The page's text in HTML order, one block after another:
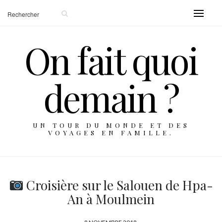
On fait quoi
demain ?
UN TOUR DU MONDE ET DES
VOYAGES EN FAMILLE.
Croisière sur le Salouen de Hpa-
An à Moulmein